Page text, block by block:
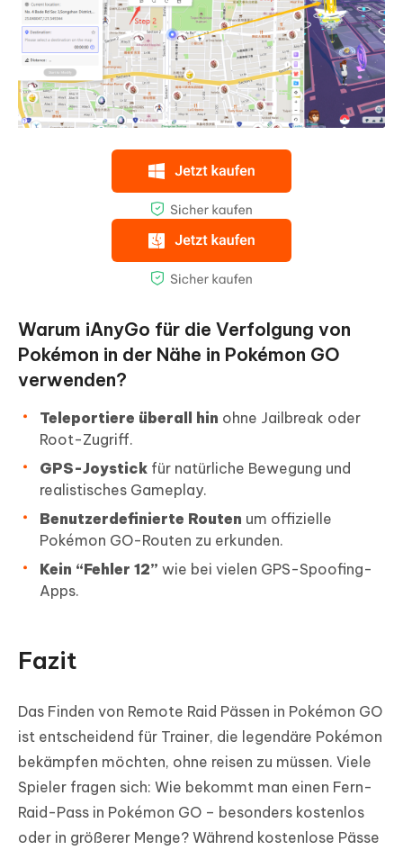
Warum iAnyGo für die Verfolgung von
Pokémon in der Nähe in Pokémon GO
verwenden?
Teleportiere überall hin ohne Jailbreak oder
Root-Zugriff.
GPS-Joystick für natürliche Bewegung und
realistisches Gameplay.
Benutzerdefinierte Routen um offizielle
Pokémon GO-Routen zu erkunden.
Kein “Fehler 12” wie bei vielen GPS-Spoofing-
Apps.
Fazit
Das Finden von Remote Raid Pässen in Pokémon GO
ist entscheidend für Trainer, die legendäre Pokémon
bekämpfen möchten, ohne reisen zu müssen. Viele
Spieler fragen sich: Wie bekommt man einen Fern-
Raid-Pass in Pokémon GO – besonders kostenlos
oder in größerer Menge? Während kostenlose Pässe